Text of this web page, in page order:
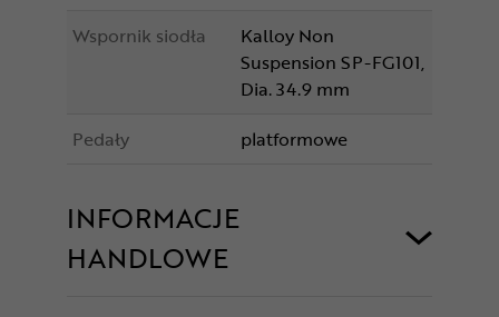
Wspornik siodła
Kalloy Non
Suspension SP-FG101,
Dia. 34.9 mm
Pedały
platformowe
INFORMACJE
HANDLOWE